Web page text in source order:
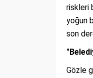
riskleri
yoğun
son
Gözle